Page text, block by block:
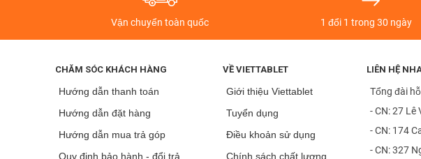
Vận chuyển toàn quốc 1 đổi 1 trong 30 ngày
CHĂM SÓC KHÁCH HÀNG
Hướng dẫn thanh toán
Hướng dẫn đặt hàng
Hướng dẫn mua trả góp
Quy định bảo hành - đổi trả
VỀ VIETTABLET
Giới thiệu Viettablet
Tuyển dụng
Điều khoản sử dụng
Chính sách chất lượng
LIÊN HỆ
Tổng đài
- CN: 27 Lê
- CN: 174
- CN: 327